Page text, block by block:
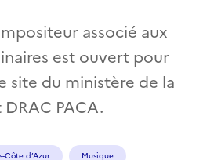
associé aux
est ouvert pour
site du ministère de la
PACA.
Côte d’Azur Musique